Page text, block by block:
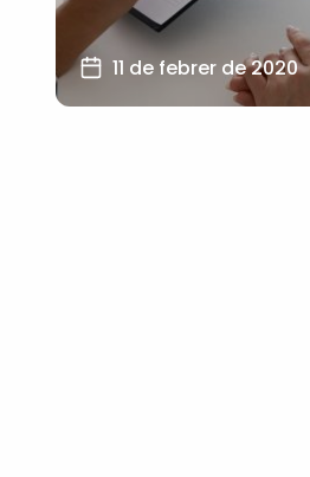
11 de febrer de 2020